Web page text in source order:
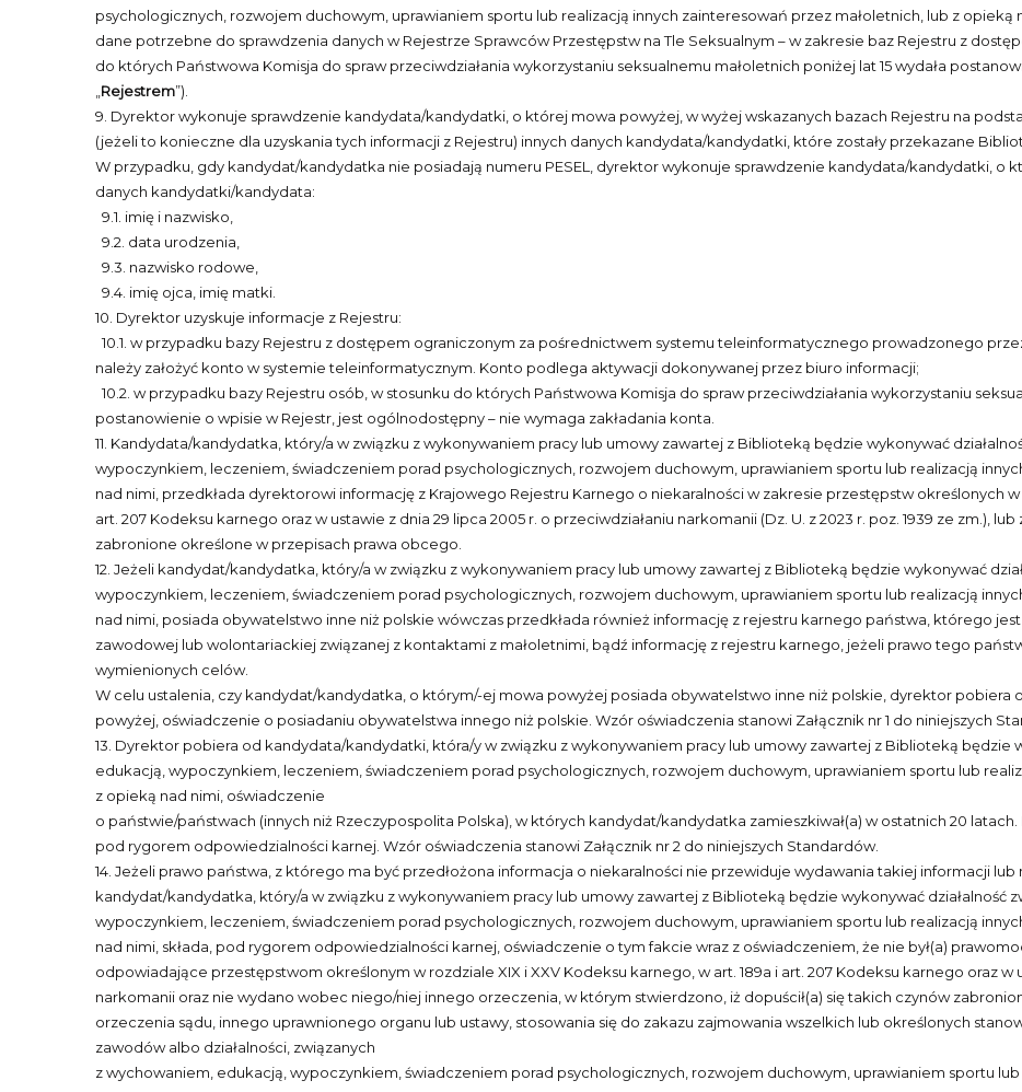
psychologicznych, rozwojem duchowym, uprawianiem sportu lub realizacją innych zainteresowań przez małoletnich, lub z
dane potrzebne do sprawdzenia danych w Rejestrze Sprawców Przestępstw na Tle Seksualnym – w zakresie baz Rejestru z
do których Państwowa Komisja do spraw przeciwdziałania wykorzystaniu seksualnemu małoletnich poniżej lat 15 wydała
Rejestrem”).
9. Dyrektor wykonuje sprawdzenie kandydata/kandydatki, o której mowa powyżej, w wyżej wskazanych bazach Rejestru na
(jeżeli to konieczne dla uzyskania tych informacji z Rejestru) innych danych kandydata/kandydatki, które zostały przekazane
W przypadku, gdy kandydat/kandydatka nie posiadają numeru PESEL, dyrektor wykonuje sprawdzenie kandydata/kandydatki, o
danych kandydatki/kandydata:
9.1. imię i nazwisko,
9.2. data urodzenia,
9.3. nazwisko rodowe,
9.4. imię ojca, imię matki.
10. Dyrektor uzyskuje informacje z Rejestru:
10.1. w przypadku bazy Rejestru z dostępem ograniczonym za pośrednictwem systemu teleinformatycznego prowadzonego
należy założyć konto w systemie teleinformatycznym. Konto podlega aktywacji dokonywanej przez biuro informacji;
10.2. w przypadku bazy Rejestru osób, w stosunku do których Państwowa Komisja do spraw przeciwdziałania wykorzystaniu
postanowienie o wpisie w Rejestr, jest ogólnodostępny – nie wymaga zakładania konta.
11. Kandydata/kandydatka, który/a w związku z wykonywaniem pracy lub umowy zawartej z Biblioteką będzie wykonywać
wypoczynkiem, leczeniem, świadczeniem porad psychologicznych, rozwojem duchowym, uprawianiem sportu lub realizacją
nad nimi, przedkłada dyrektorowi informację z Krajowego Rejestru Karnego o niekaralności w zakresie przestępstw określonych w
art. 207 Kodeksu karnego oraz w ustawie z dnia 29 lipca 2005 r. o przeciwdziałaniu narkomanii (Dz. U. z 2023 r. poz. 1939 ze zm.),
zabronione określone w przepisach prawa obcego.
12. Jeżeli kandydat/kandydatka, który/a w związku z wykonywaniem pracy lub umowy zawartej z Biblioteką będzie wykonywać
wypoczynkiem, leczeniem, świadczeniem porad psychologicznych, rozwojem duchowym, uprawianiem sportu lub realizacją
nad nimi, posiada obywatelstwo inne niż polskie wówczas przedkłada również informację z rejestru karnego państwa, którego
zawodowej lub wolontariackiej związanej z kontaktami z małoletnimi, bądź informację z rejestru karnego, jeżeli prawo tego
wymienionych celów.
W celu ustalenia, czy kandydat/kandydatka, o którym/-ej mowa powyżej posiada obywatelstwo inne niż polskie, dyrektor
powyżej, oświadczenie o posiadaniu obywatelstwa innego niż polskie. Wzór oświadczenia stanowi Załącznik nr 1 do niniejszych
13. Dyrektor pobiera od kandydata/kandydatki, która/y w związku z wykonywaniem pracy lub umowy zawartej z Biblioteką będzie
edukacją, wypoczynkiem, leczeniem, świadczeniem porad psychologicznych, rozwojem duchowym, uprawianiem sportu lub
z opieką nad nimi, oświadczenie
o państwie/państwach (innych niż Rzeczypospolita Polska), w których kandydat/kandydatka zamieszkiwał(a) w ostatnich 20
pod rygorem odpowiedzialności karnej. Wzór oświadczenia stanowi Załącznik nr 2 do niniejszych Standardów.
14. Jeżeli prawo państwa, z którego ma być przedłożona informacja o niekaralności nie przewiduje wydawania takiej informacji
kandydat/kandydatka, który/a w związku z wykonywaniem pracy lub umowy zawartej z Biblioteką będzie wykonywać działalność
wypoczynkiem, leczeniem, świadczeniem porad psychologicznych, rozwojem duchowym, uprawianiem sportu lub realizacją
nad nimi, składa, pod rygorem odpowiedzialności karnej, oświadczenie o tym fakcie wraz z oświadczeniem, że nie był(a)
odpowiadające przestępstwom określonym w rozdziale XIX i XXV Kodeksu karnego, w art. 189a i art. 207 Kodeksu karnego oraz w
narkomanii oraz nie wydano wobec niego/niej innego orzeczenia, w którym stwierdzono, iż dopuścił(a) się takich czynów
orzeczenia sądu, innego uprawnionego organu lub ustawy, stosowania się do zakazu zajmowania wszelkich lub określonych
zawodów albo działalności, związanych
z wychowaniem, edukacją, wypoczynkiem, świadczeniem porad psychologicznych, rozwojem duchowym, uprawianiem sportu